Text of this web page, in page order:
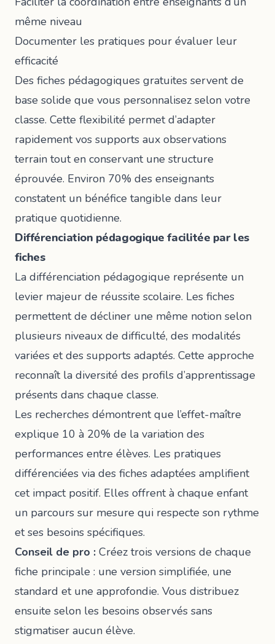
même niveau
Documenter les pratiques pour évaluer leur
efficacité
Des fiches pédagogiques gratuites servent de
base solide que vous personnalisez selon votre
classe. Cette flexibilité permet d’adapter
rapidement vos supports aux observations
terrain tout en conservant une structure
éprouvée. Environ 70% des enseignants
constatent un bénéfice tangible dans leur
pratique quotidienne.
Différenciation pédagogique facilitée par les
fiches
La différenciation pédagogique représente un
levier majeur de réussite scolaire. Les fiches
permettent de décliner une même notion selon
plusieurs niveaux de difficulté, des modalités
variées et des supports adaptés. Cette approche
reconnaît la diversité des profils d’apprentissage
présents dans chaque classe.
Les recherches démontrent que l’effet-maître
explique 10 à 20% de la variation des
performances entre élèves. Les pratiques
différenciées via des fiches adaptées amplifient
cet impact positif. Elles offrent à chaque enfant
un parcours sur mesure qui respecte son rythme
et ses besoins spécifiques.
Conseil de pro : Créez trois versions de chaque
fiche principale : une version simplifiée, une
standard et une approfondie. Vous distribuez
ensuite selon les besoins observés sans
stigmatiser aucun élève.